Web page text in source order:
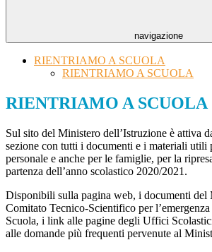
navigazione
RIENTRIAMO A SCUOLA
RIENTRIAMO A SCUOLA
RIENTRIAMO A SCUOLA
Sul sito del Ministero dell’Istruzione è attiva
sezione con tutti i documenti e i materiali utili
personale e anche per le famiglie, per la
partenza dell’anno scolastico 2020/2021.
Disponibili sulla pagina web, i documenti del
Comitato Tecnico-Scientifico per
Scuola, i link alle pagine degli Uffici
alle domande più frequenti pervenute al